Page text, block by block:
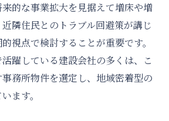
的な事業拡大を見据えて増床や増
隣住民とのトラブル回避策が講じ
視点で検討することが重要です。
躍している建設会社の多くは、こ
務所物件を選定し、地域密着型の
ます。